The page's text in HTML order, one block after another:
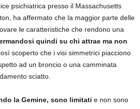
psichiatrica presso il Massachusetts
ha affermato che la maggior parte delle
le caratteristiche che rendono una
quindi su chi attrae ma non
scoperto che i visi simmetrici piacciono
ad un broncio o una camminata
sciatto.
la Gemine, sono limitati e non sono